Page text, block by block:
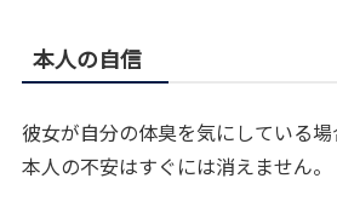
本人の自信
彼女が自分の体臭を気にしている
本人の不安はすぐには消えません。